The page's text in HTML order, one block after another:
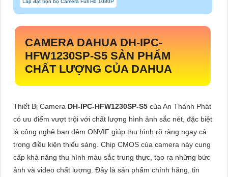
Lắp đặt trọn bộ Camera Full Hd 1080P
CAMERA DAHUA DH-IPC-
HFW1230SP-S5 SẢN PHẨM
CHẤT LƯỢNG CỦA DAHUA
Thiết Bị Camera DH-IPC-HFW1230SP-S5 của An Thành Phát
có ưu điểm vượt trội với chất lượng hình ảnh sắc nét, đặc biệt
là công nghệ ban đêm ONVIF giúp thu hình rõ ràng ngay cả
trong điều kiện thiếu sáng. Chip CMOS của camera này cung
cấp khả năng thu hình màu sắc trung thực, tạo ra những bức
ảnh và video chất lượng. Đây là sản phẩm chính hãng, tin